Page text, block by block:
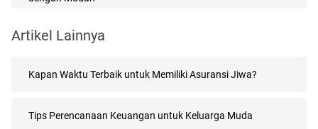
Artikel Lainnya
Kapan Waktu Terbaik untuk Memiliki Asuransi Jiwa?
Tips Perencanaan Keuangan untuk Keluarga Muda